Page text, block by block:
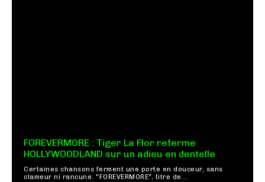
FOREVERMORE : Tiger La Flor referme
HOLLYWOODLAND sur un adieu en dentelle
Certaines chansons ferment une porte en douceur, sans
clameur ni rancune. "FOREVERMORE", titre de...